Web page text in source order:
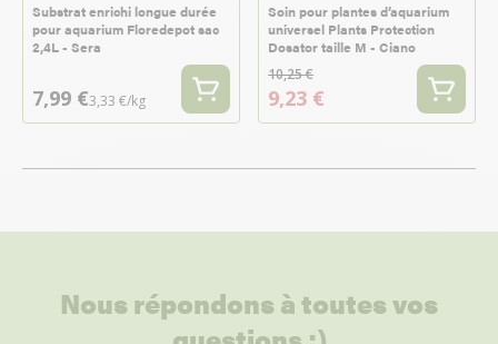
Substrat enrichi longue durée
pour aquarium Floredepot sac
2,4L - Sera
7,99 €3,33 €/kg
Soin pour plantes d’aquarium
universel Plants Protection
Dosator taille M - Ciano
10,25 €
9,23 €
Nous répondons à toutes vos